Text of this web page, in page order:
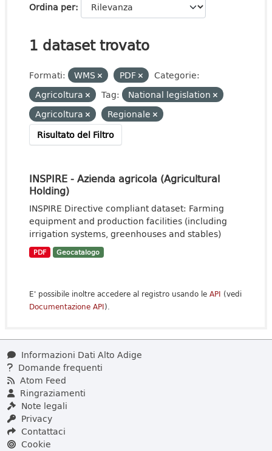
Ordina per
1 dataset trovato
Formati: WMS PDF
Categorie:
Agricoltura
Tag:
National legislation
Agricoltura
Regionale
Risultato del Filtro
INSPIRE - Azienda agricola (Agricultural
Holding)
INSPIRE Directive compliant dataset: Farming
equipment and production facilities (including
irrigation systems, greenhouses and stables)
PDF Geocatalogo
E' possibile inoltre accedere al registro usando le API (vedi
Documentazione API).
Informazioni Dati Alto Adige
Domande frequenti
Atom Feed
Ringraziamenti
Note legali
Privacy
Contattaci
Cookie